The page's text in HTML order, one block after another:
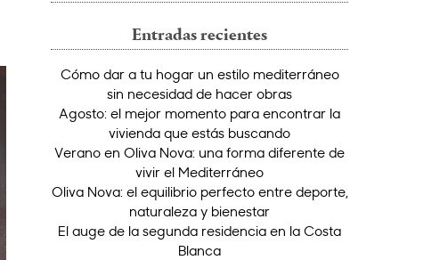
Entradas recientes
Cómo dar a tu hogar un estilo mediterráneo
sin necesidad de hacer obras
Agosto: el mejor momento para encontrar la
vivienda que estás buscando
Verano en Oliva Nova: una forma diferente de
vivir el Mediterráneo
Oliva Nova: el equilibrio perfecto entre deporte,
naturaleza y bienestar
El auge de la segunda residencia en la Costa
Blanca